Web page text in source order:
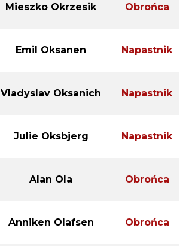
Mieszko Okrzesik Obrońca
Emil Oksanen Napastnik
Vladyslav Oksanich Napastnik
Julie Oksbjerg Napastnik
Alan Ola Obrońca
Anniken Olafsen Obrońca